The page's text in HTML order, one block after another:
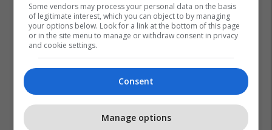
Some vendors may process your personal data on the basis
of legitimate interest, which you can object to by managing
your options below. Look for a link at the bottom of this page
or in the site menu to manage or withdraw consent in privacy
and cookie settings.
Consent
Manage options